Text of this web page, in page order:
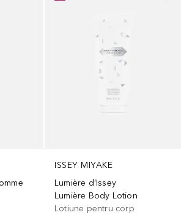
ISSEY MIYAKE
Lumière d’Issey
Lumière Body Lotion
Lotiune pentru corp